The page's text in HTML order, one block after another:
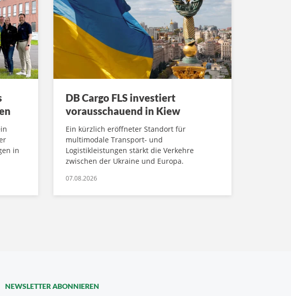
in
DB Cargo FLS investiert
vorausschauend in Kiew
Ein kürzlich eröffneter Standort für
multimodale Transport- und
Logistikleistungen stärkt die Verkehre
zwischen der Ukraine und Europa.
07.08.2026
NEWSLETTER ABONNIEREN